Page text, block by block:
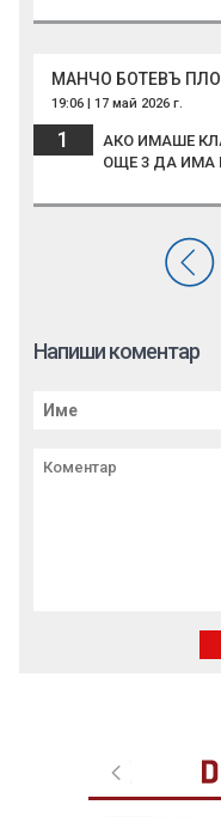
МАНЧО БОТЕВЪ
19:06 | 17 май 2026 г.
1
АКО ИМАШЕ
ОЩЕ 3 ДА ИМА
Напиши коментар